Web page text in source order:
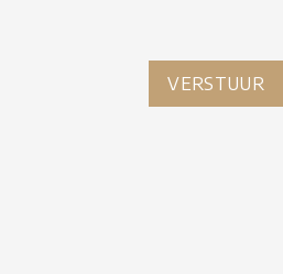
VERSTUUR